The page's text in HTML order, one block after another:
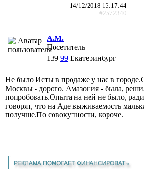
14/12/2018 13:17:44
#2572340
A.M.
Посетитель
139 99 Екатеринбург
Не было Исты в продаже у нас в
Москвы - дорого. Амазония - была,
попробовать.Опыта на ней не было,
говорят, что на Аде выживаемость
получше.По совокупности, короче.